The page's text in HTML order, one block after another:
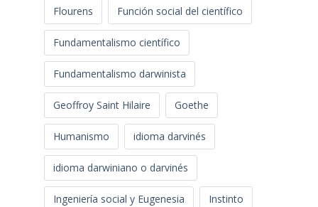
Flourens Función social del científico
Fundamentalismo científico
Fundamentalismo darwinista
Geoffroy Saint Hilaire Goethe
Humanismo idioma darvinés
idioma darwiniano o darvinés
Ingeniería social y Eugenesia Instinto